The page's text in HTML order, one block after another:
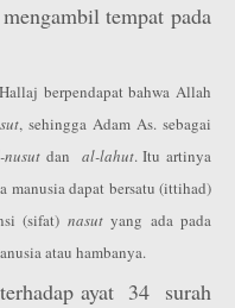
tempat pada
berpendapat bahwa Allah
, sehingga Adam As. sebagai
nusut dan al-lahut. Itu artinya
manusia dapat bersatu (ittihad)
(sifat) nasutyang ada pada
atau hambanya.
ayat 34 surah